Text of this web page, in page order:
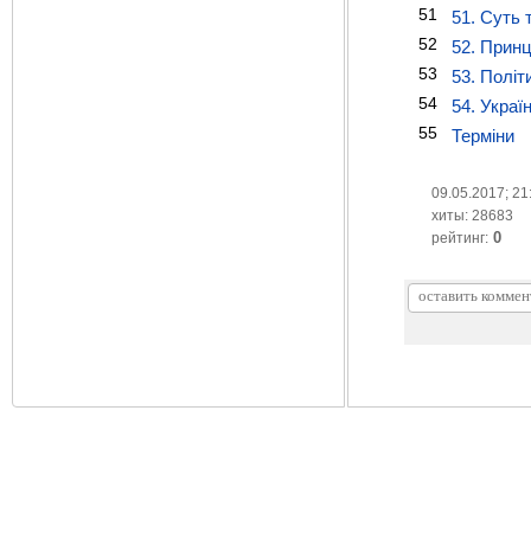
51 51. Суть
52 52.
53 53.
54 54.
55 Терміни
09.05.2017;
хиты: 28683
рейтинг: 0